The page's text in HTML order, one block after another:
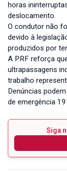
horas
deslocamento.
O condutor não
devido à
produzidos por
A PRF reforça
ultrapassagens
trabalho
Denúncias
de emergência
Siga